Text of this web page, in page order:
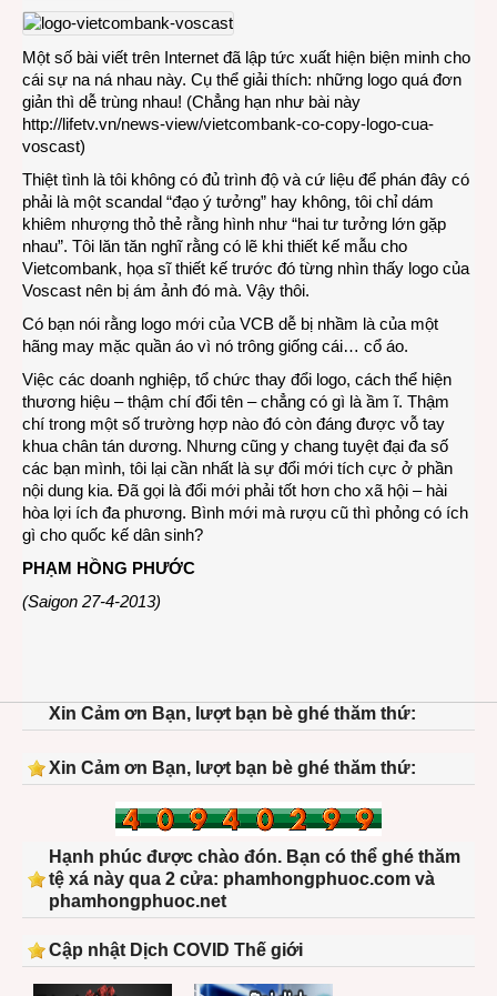
Một số bài viết trên Internet đã lập tức xuất hiện biện minh cho
cái sự na ná nhau này. Cụ thể giải thích: những logo quá đơn
giản thì dễ trùng nhau! (Chẳng hạn như bài này
http://lifetv.vn/news-view/vietcombank-co-copy-logo-cua-
voscast)
Thiệt tình là tôi không có đủ trình độ và cứ liệu để phán đây có
phải là một scandal “đạo ý tưởng” hay không, tôi chỉ dám
khiêm nhượng thỏ thẻ rằng hình như “hai tư tưởng lớn gặp
nhau”. Tôi lăn tăn nghĩ rằng có lẽ khi thiết kế mẫu cho
Vietcombank, họa sĩ thiết kế trước đó từng nhìn thấy logo của
Voscast nên bị ám ảnh đó mà. Vậy thôi.
Có bạn nói rằng logo mới của VCB dễ bị nhầm là của một
hãng may mặc quần áo vì nó trông giống cái… cổ áo.
Việc các doanh nghiệp, tổ chức thay đổi logo, cách thể hiện
thương hiệu – thậm chí đổi tên – chẳng có gì là ầm ĩ. Thậm
chí trong một số trường hợp nào đó còn đáng được vỗ tay
khua chân tán dương. Nhưng cũng y chang tuyệt đại đa số
các bạn mình, tôi lại cần nhất là sự đổi mới tích cực ở phần
nội dung kia. Đã gọi là đổi mới phải tốt hơn cho xã hội – hài
hòa lợi ích đa phương. Bình mới mà rượu cũ thì phỏng có ích
gì cho quốc kế dân sinh?
PHẠM HỒNG PHƯỚC
(Saigon 27-4-2013)
Xin Cảm ơn Bạn, lượt bạn bè ghé thăm thứ:
Xin Cảm ơn Bạn, lượt bạn bè ghé thăm thứ:
Hạnh phúc được chào đón. Bạn có thể ghé thăm
tệ xá này qua 2 cửa: phamhongphuoc.com và
phamhongphuoc.net
Cập nhật Dịch COVID Thế giới